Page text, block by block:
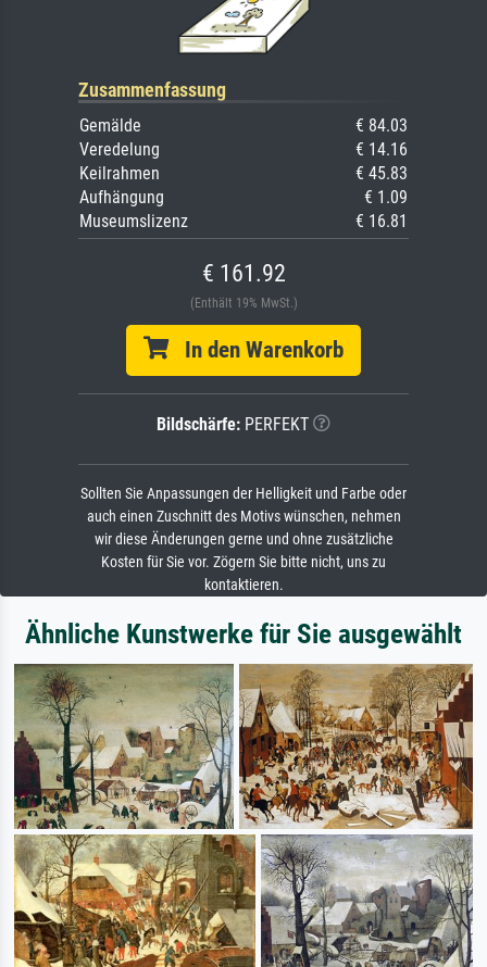
Zusammenfassung
Gemälde
€ 84.03
Veredelung
€ 14.16
Keilrahmen
€ 45.83
Aufhängung
€ 1.09
Museumslizenz
€ 16.81
€ 161.92
(Enthält 19% MwSt.)
In den Warenkorb
Bildschärfe: PERFEKT
Sollten Sie Anpassungen der Helligkeit und Farbe oder
auch einen Zuschnitt des Motivs wünschen, nehmen
wir diese Änderungen gerne und ohne zusätzliche
Kosten für Sie vor. Zögern Sie bitte nicht, uns zu
kontaktieren.
Ähnliche Kunstwerke für Sie ausgewählt